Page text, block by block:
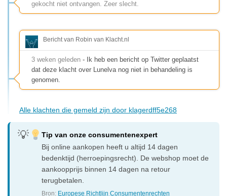
gekocht niet ontvangen. Zeer slecht.
Bericht van Robin van Klacht.nl
3 weken geleden - Ik heb een bericht op Twitter geplaatst
dat deze klacht over Lunelva nog niet in behandeling is
genomen.
Alle klachten die gemeld zijn door klagerdff5e268
Tip van onze consumentenexpert
Bij online aankopen heeft u altijd 14 dagen
bedenktijd (herroepingsrecht). De webshop moet de
aankoopprijs binnen 14 dagen na retour
terugbetalen.
Bron: Europese Richtlijn Consumentenrechten